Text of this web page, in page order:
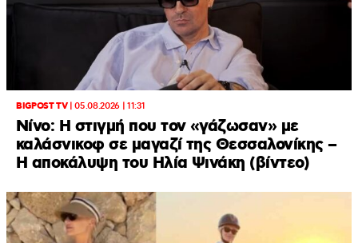
BIGPOST TV|05.08.2026 | 11:31
Νίνο: Η στιγμή που τον «γάζωσαν» με
καλάσνικοφ σε μαγαζί της Θεσσαλονίκης –
Η αποκάλυψη του Ηλία Ψινάκη (βίντεο)